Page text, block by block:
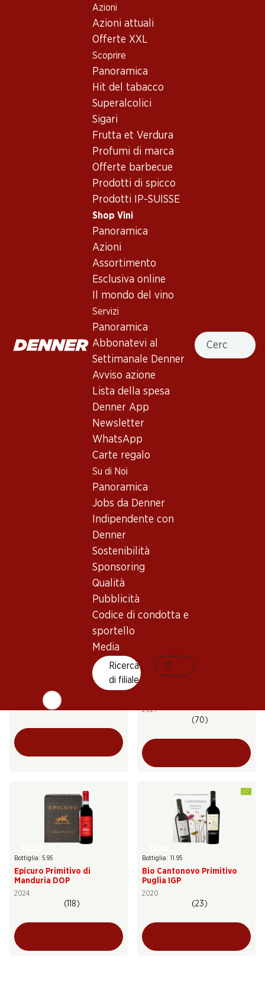
Azioni
Azioni attuali
Offerte XXL
Scoprire
Panoramica
Hit del tabacco
Superalcolici
Sigari
Frutta et Verdura
Profumi di marca
Offerte barbecue
Prodotti di spicco
Prodotti IP-SUISSE
Shop Vini
Panoramica
Azioni
Assortimento
Esclusiva online
Il mondo del vino
Servizi
Panoramica
Abbonatevi al
Settimanale Denner
Avviso azione
Lista della spesa
Denner App
Newsletter
WhatsApp
Carte regalo
Su di Noi
Panoramica
Jobs da Denner
Indipendente con
Denner
Sostenibilità
Sponsoring
Qualità
Pubblicità
Codice di condotta e
sportello
Media
Ricerca
di filiale
Cercare
Assortimento vini
Primitivo, Puglia
Epicuro Rosato Puglia IGP
Epicuro Primitivo di
Negroamaro/Primitivo di
Puglia IGT
2025
(573)
Esclusiva online!
131.70
Presidente Salento IGP
2019
Cantine Due Palme Sedotto
Primitivo di Puglia IGP
Bottiglia: 15.95
Uno Primitivo di Manduria
DOC
Villa Pieri Primitivo di
Puglia IGT PET
119.70
Bottiglia: 19.95
2021
(70)
Bottiglia: 5.95
Epicuro Primitivo di
Manduria DOP
2024
(118)
Bottiglia: 11.95
Bio Cantonovo Primitivo
Puglia IGP
2020
(23)